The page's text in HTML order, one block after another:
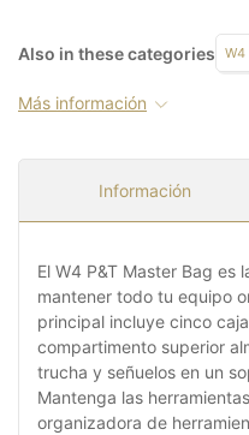
Also in these categories W4
Más información
Información
El W4 P&T Master Bag es
mantener todo tu equipo
principal incluye cinco
compartimento superior
trucha y señuelos en un
Mantenga las
organizadora de